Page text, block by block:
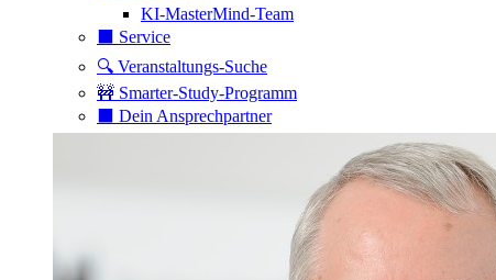
KI-MasterMind-Team
⬛️ Service
🔍 Veranstaltungs-Suche
🚧 Smarter-Study-Programm
⬛️ Dein Ansprechpartner